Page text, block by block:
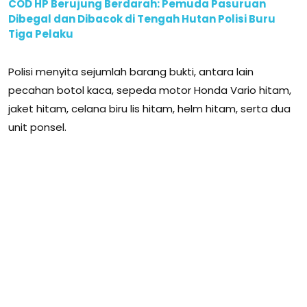
COD HP Berujung Berdarah: Pemuda Pasuruan
Dibegal dan Dibacok di Tengah Hutan Polisi Buru
Tiga Pelaku
Polisi menyita sejumlah barang bukti, antara lain
pecahan botol kaca, sepeda motor Honda Vario hitam,
jaket hitam, celana biru lis hitam, helm hitam, serta dua
unit ponsel.